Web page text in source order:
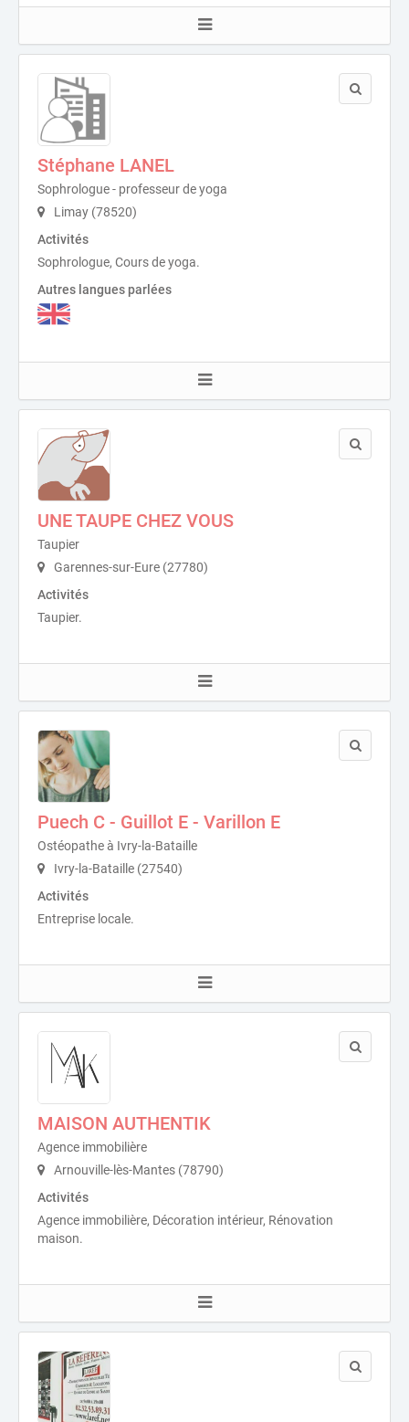
Stéphane LANEL
Sophrologue - professeur de yoga
Limay (78520)
Activités
Sophrologue, Cours de yoga.
Autres langues parlées
UNE TAUPE CHEZ VOUS
Taupier
Garennes-sur-Eure (27780)
Activités
Taupier.
Puech C - Guillot E - Varillon E
Ostéopathe à Ivry-la-Bataille
Ivry-la-Bataille (27540)
Activités
Entreprise locale.
MAISON AUTHENTIK
Agence immobilière
Arnouville-lès-Mantes (78790)
Activités
Agence immobilière, Décoration intérieur, Rénovation
maison.